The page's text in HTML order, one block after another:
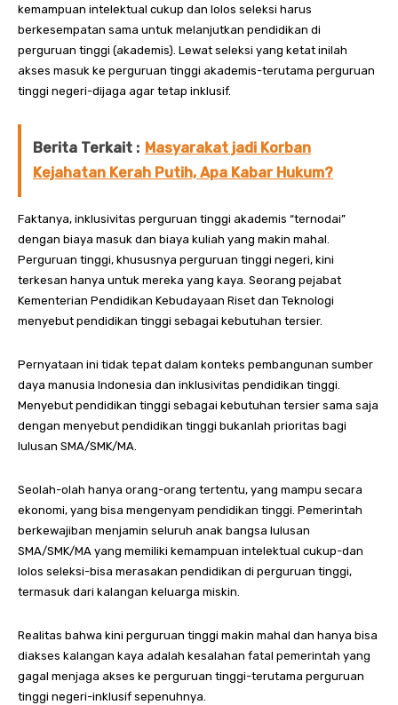
kemampuan intelektual cukup dan lolos seleksi harus
berkesempatan sama untuk melanjutkan pendidikan di
perguruan tinggi (akademis). Lewat seleksi yang ketat inilah
akses masuk ke perguruan tinggi akademis-terutama perguruan
tinggi negeri-dijaga agar tetap inklusif.
Berita Terkait : Masyarakat jadi Korban
Kejahatan Kerah Putih, Apa Kabar Hukum?
Faktanya, inklusivitas perguruan tinggi akademis “ternodai”
dengan biaya masuk dan biaya kuliah yang makin mahal.
Perguruan tinggi, khususnya perguruan tinggi negeri, kini
terkesan hanya untuk mereka yang kaya. Seorang pejabat
Kementerian Pendidikan Kebudayaan Riset dan Teknologi
menyebut pendidikan tinggi sebagai kebutuhan tersier.
Pernyataan ini tidak tepat dalam konteks pembangunan sumber
daya manusia Indonesia dan inklusivitas pendidikan tinggi.
Menyebut pendidikan tinggi sebagai kebutuhan tersier sama saja
dengan menyebut pendidikan tinggi bukanlah prioritas bagi
lulusan SMA/SMK/MA.
Seolah-olah hanya orang-orang tertentu, yang mampu secara
ekonomi, yang bisa mengenyam pendidikan tinggi. Pemerintah
berkewajiban menjamin seluruh anak bangsa lulusan
SMA/SMK/MA yang memiliki kemampuan intelektual cukup-dan
lolos seleksi-bisa merasakan pendidikan di perguruan tinggi,
termasuk dari kalangan keluarga miskin.
Realitas bahwa kini perguruan tinggi makin mahal dan hanya bisa
diakses kalangan kaya adalah kesalahan fatal pemerintah yang
gagal menjaga akses ke perguruan tinggi-terutama perguruan
tinggi negeri-inklusif sepenuhnya.